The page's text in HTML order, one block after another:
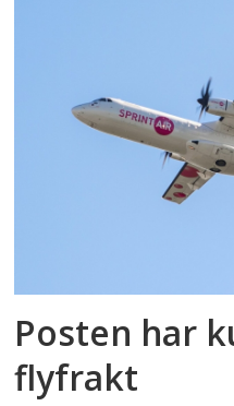
Posten har
flyfrakt